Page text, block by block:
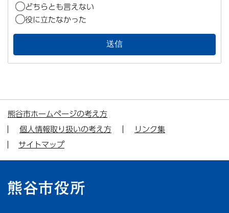
どちらとも言えない
役に立たなかった
熊谷市ホームページの考え方
個人情報取り扱いの考え方
リンク集
サイトマップ